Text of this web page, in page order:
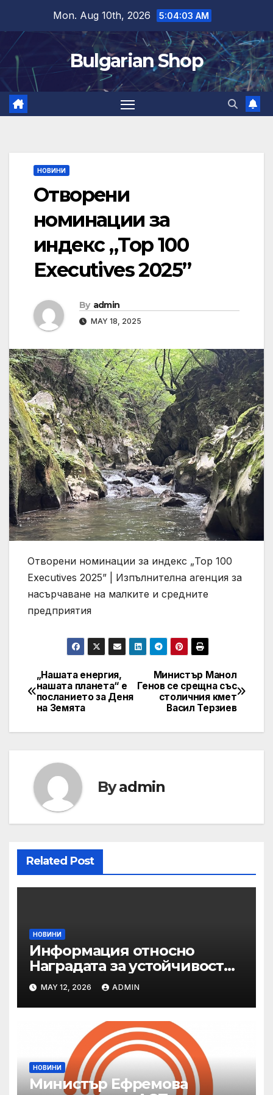
content
Mon. Aug 10th, 2026 5:04:03 AM
Bulgarian Shop
НОВИНИ
Отворени
номинации за
индекс „Top 100
Executives 2025”
By admin
MAY 18, 2025
Отворени номинации за индекс „Top 100
Executives 2025” | Изпълнителна агенция за
насърчаване на малките и средните
предприятия
Post
navigation
Министър Манол
Генов се срещна със
столичния кмет
Васил Терзиев
„Нашата енергия,
нашата планета“ е
посланието за Деня
на Земята
Byadmin
Related Post
НОВИНИ
Информация относно
Наградата за устойчивост
на ОАЕ „Зайед“
MAY 12, 2026 ADMIN
НОВИНИ
Министър Ефремова